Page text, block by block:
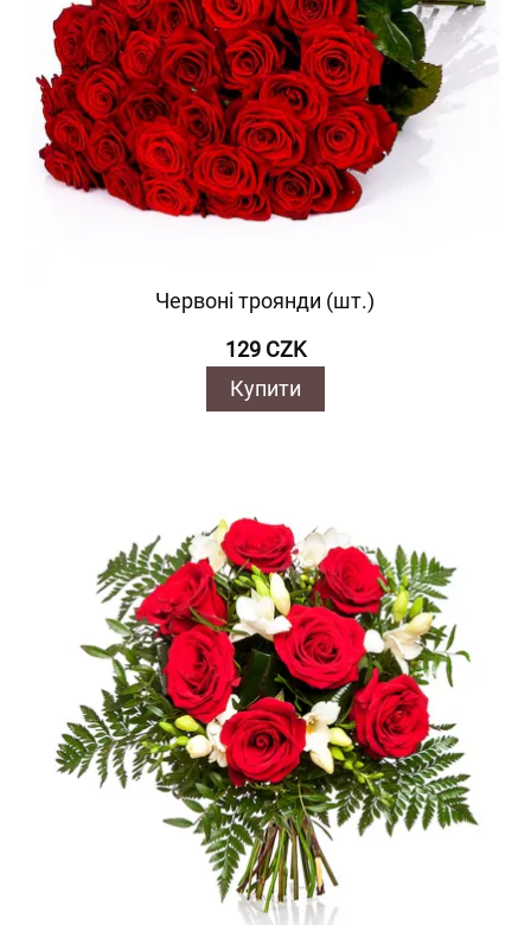
Червоні троянди (шт.)
129 CZK
Купити